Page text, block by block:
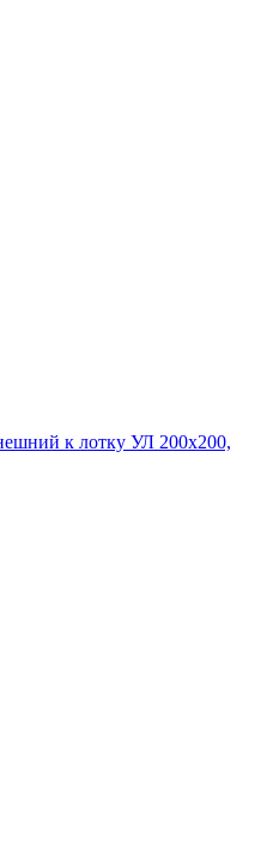
к лотку УЛ 200х200,